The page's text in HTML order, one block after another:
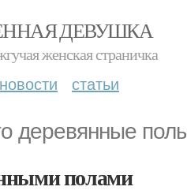
ДЕВУШКА
женская страничка
новости статьи
деревянные
полами